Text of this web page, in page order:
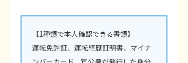
【1種類で本人確認できる書類】
運転免許証、運転経歴証明書、マイナ